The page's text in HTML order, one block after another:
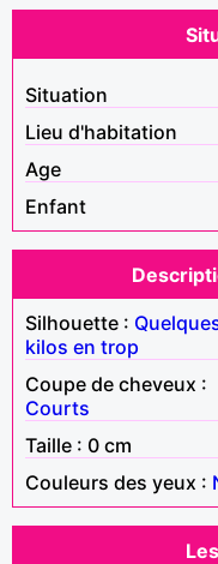
Situation
Lieu d'habitation
Age
Enfant
Silhouette :
kilos en trop
Coupe de cheveux :
Courts
Taille : 0 cm
Couleurs des yeux :